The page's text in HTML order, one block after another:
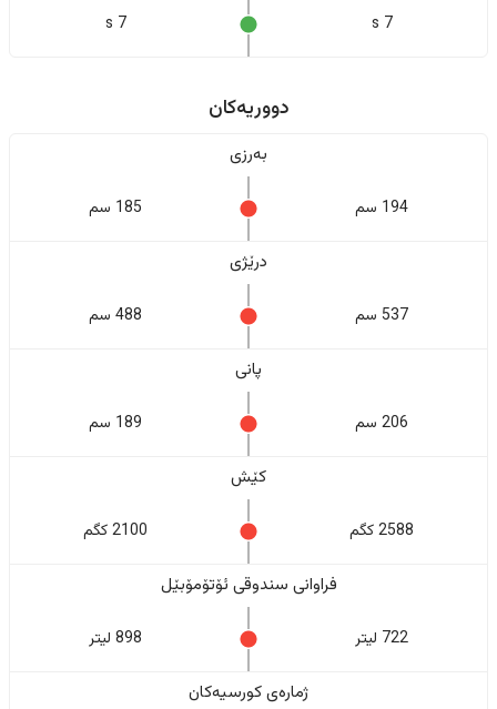
7 s
7 s
دووریەکان
بەرزی
194 سم 185 سم
درێژی
537 سم 488 سم
پانی
206 سم 189 سم
کێش
2588 کگم 2100 کگم
فراوانی سندوقی ئۆتۆمۆبێل
722 لیتر 898 لیتر
ژمارەی کورسیەکان